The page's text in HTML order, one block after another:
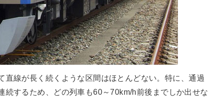
線が長く続くような区間はほとんどない。特に、通過
続するため、どの列車も60～70km/h前後までしか出せな